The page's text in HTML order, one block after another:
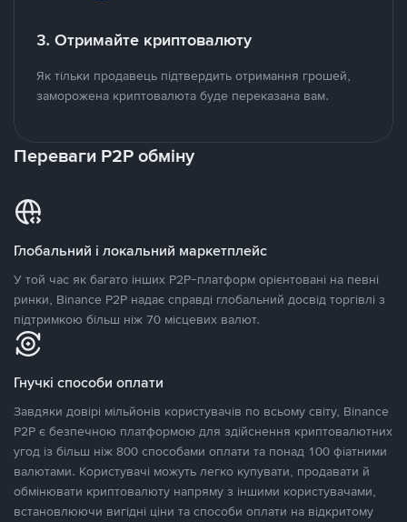
3. Отримайте криптовалюту
Як тільки продавець підтвердить отримання грошей,
заморожена криптовалюта буде переказана вам.
Переваги P2P обміну
Глобальний і локальний маркетплейс
У той час як багато інших P2P-платформ орієнтовані на певні
ринки, Binance P2P надає справді глобальний досвід торгівлі з
підтримкою більш ніж 70 місцевих валют.
Гнучкі способи оплати
Завдяки довірі мільйонів користувачів по всьому світу, Binance
P2P є безпечною платформою для здійснення криптовалютних
угод із більш ніж 800 способами оплати та понад 100 фіатними
валютами. Користувачі можуть легко купувати, продавати й
обмінювати криптовалюту напряму з іншими користувачами,
встановлюючи вигідні ціни та способи оплати на відкритому